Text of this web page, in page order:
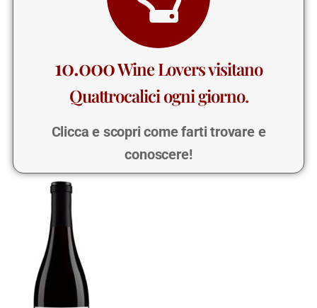
10.000Wine Lovers visitano
Quattrocalici ogni giorno.
Clicca e scopri come farti trovare e
conoscere!